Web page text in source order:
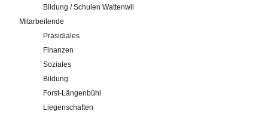
Bildung / Schulen Wattenwil
Mitarbeitende
Präsidiales
Finanzen
Soziales
Bildung
Forst-Längenbühl
Liegenschaften